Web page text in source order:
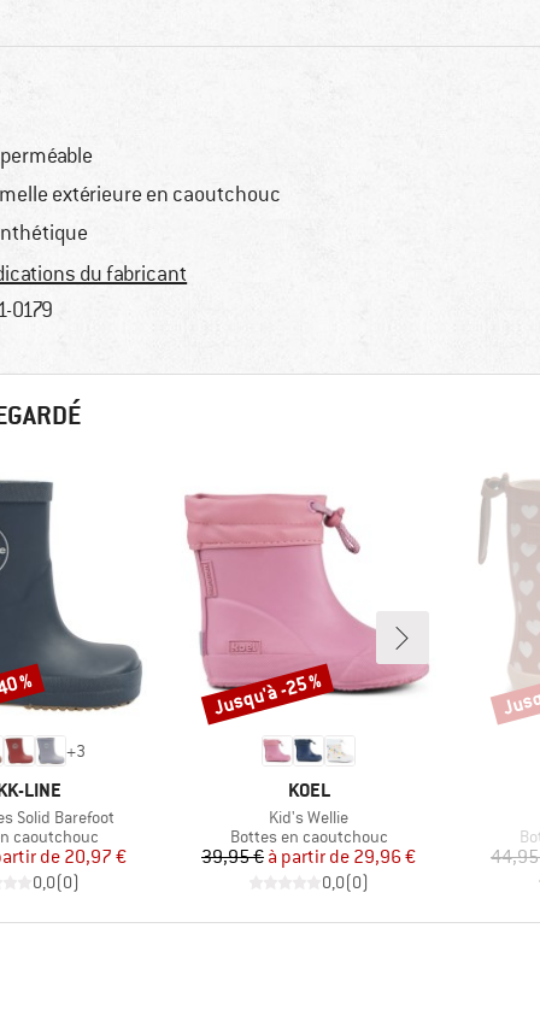
extérieure en caoutchouc
du fabricant
0179
+3
LINE
Solid Barefoot
caoutchouc
Prix
Prix réduit
de 20,97 €
0,0(0)
%
MARQUE
KOEL
Article
Kid's Wellie
Product group
Bottes en caoutchouc
Prix
39,95 € Prix réduit
à partir de 29,96 €
0,0(0)
Remise
Jusqu'à -25 %